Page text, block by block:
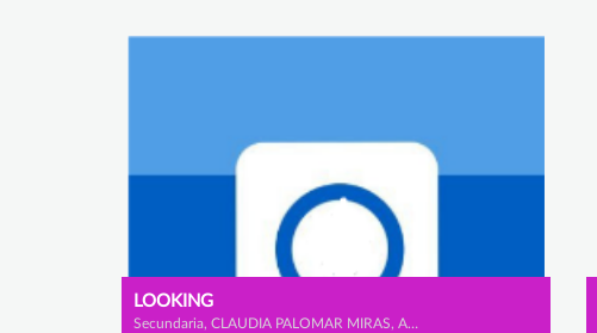
LOOKING
Secundaria, CLAUDIA PALOMAR MIRAS, ADRIANA VIDAURRE CALDERÓN y IGNACIO GARCÍA OJEDA